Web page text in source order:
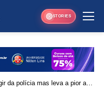
STORIES
da polícia mas leva a pior ao